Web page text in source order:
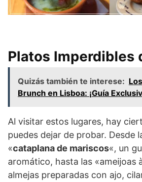
Platos Imperdibles
Quizás también te interese:
Brunch en Lisboa: ¡Guía
Al visitar estos lugares, hay
puedes dejar de probar. Desde
«cataplana de mariscos«, un
aromático, hasta las «ameijoas
almejas preparadas con ajo,